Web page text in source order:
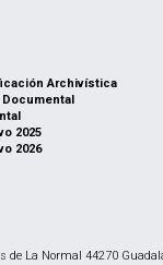
Archivística
2025
2026
de La Normal 44270